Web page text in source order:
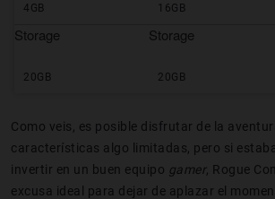
4GB 16GB
Storage
20GB
Storage
20GB
Como veis, es posible disfrutar de la
características algo limitadas, pero si
invertir en un buen equipo gamer , Rogue
excusa ideal para dejar de aplazar el